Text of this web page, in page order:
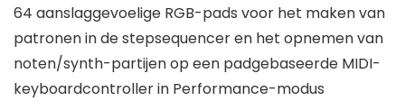
64 aanslaggevoelige RGB-pads voor het maken van
patronen in de stepsequencer en het opnemen van
noten/synth-partijen op een padgebaseerde MIDI-
keyboardcontroller in Performance-modus